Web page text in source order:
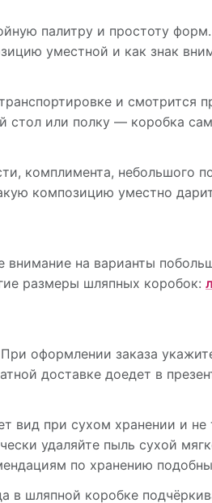
палитру и простоту
уместной и как знак
и смотрится
или полку — коробка
комплимента, небольшого
композицию уместно
внимание на варианты
размеры шляпных коробок:
оформлении заказа
доставке доедет в
вид при сухом хранении и
удаляйте пыль сухой
по хранению
в шляпной коробке